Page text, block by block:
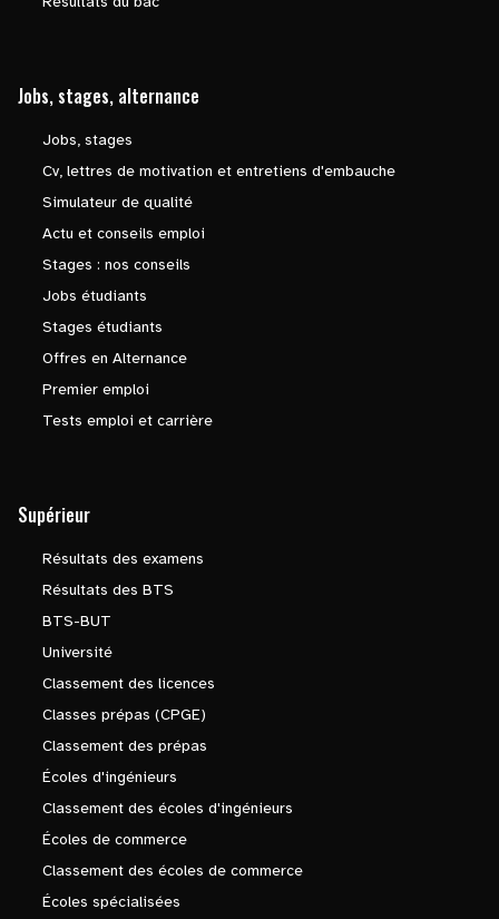
Jobs, stages, alternance
Jobs, stages
Cv, lettres de motivation et entretiens d'embauche
Simulateur de qualité
Actu et conseils emploi
Stages : nos conseils
Jobs étudiants
Stages étudiants
Offres en Alternance
Premier emploi
Tests emploi et carrière
Supérieur
Résultats des examens
Résultats des BTS
BTS-BUT
Université
Classement des licences
Classes prépas (CPGE)
Classement des prépas
Écoles d'ingénieurs
Classement des écoles d'ingénieurs
Écoles de commerce
Classement des écoles de commerce
Écoles spécialisées